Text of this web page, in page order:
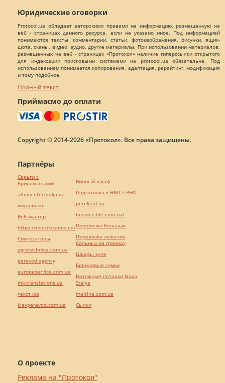
Юридические оговорки
Protocol.ua обладает авторскими правами на информацию, размещенную на
веб - страницах данного ресурса, если не указано иное. Под информацией
понимаются тексты, комментарии, статьи, фотоизображения, рисунки, ящик-
шота, сканы, видео, аудио, другие материалы. При использовании материалов,
размещенных на веб - страницах «Протокол» наличие гиперссылки открытого
для индексации поисковыми системами на protocol.ua обязательна. Под
использованием понимается копирования, адаптация, рерайтинг, модификация
и тому подобное.
Полный текст
Приймаємо до оплати
Copyright © 2014-2026 «Протокол». Все права защищены.
О проекте
Реклама на "Протокол"
Партнёры
Серьги с
бриллиантами
alliancetechnika.ua
миралинкс
Веб мастер
https://motokosmos.ua/
Синтезаторы
agrotechnika.com.ua
perevod.agency
europeservice.com.ua
mk-translations.ua
текст юа
kievperevod.com.ua
Винный шкаф
Подготовка к НМТ / ВНО
pereklad.ua
hospice-life.com.ua/
Перевозка больных
Перевозка лежачих
больных за границу
Шкафы купе
Брендовые сумки
Натяжные потолки Nova
Stelya
maltina.com.ua
Cылки